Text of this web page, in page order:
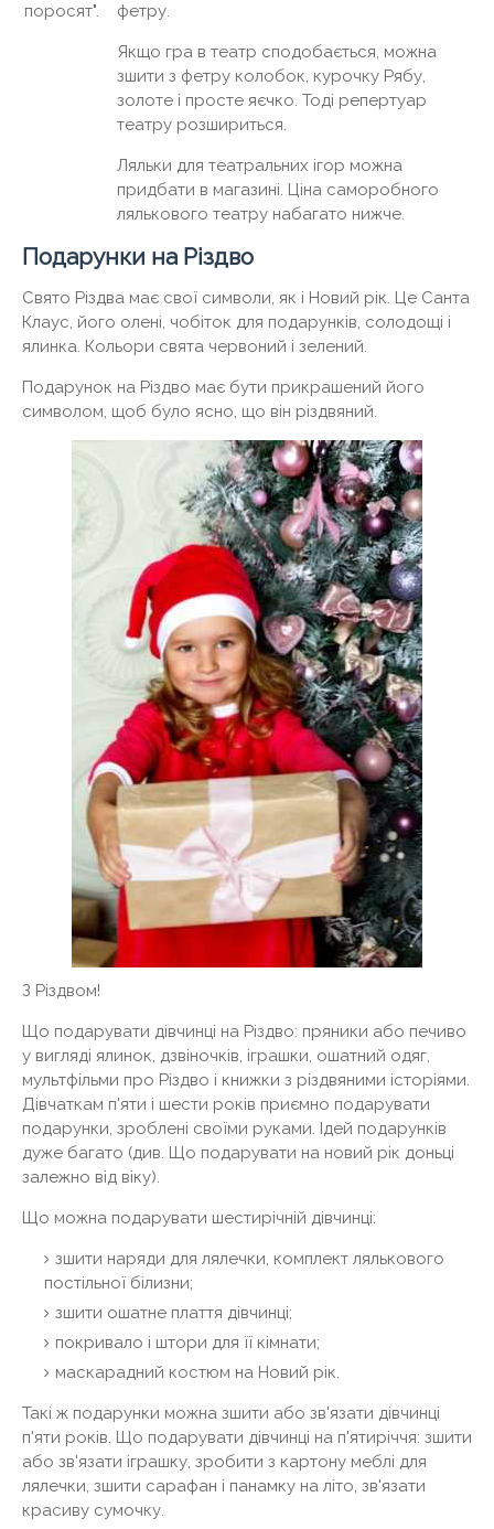
поросят". фетру.
Якщо гра в театр сподобається, можна
зшити з фетру колобок, курочку Рябу,
золоте і просте яєчко. Тоді репертуар
театру розшириться.
Ляльки для театральних ігор можна
придбати в магазині. Ціна саморобного
лялькового театру набагато нижче.
Подарунки на Різдво
Свято Різдва має свої символи, як і Новий рік. Це Санта
Клаус, його олені, чобіток для подарунків, солодощі і
ялинка. Кольори свята червоний і зелений.
Подарунок на Різдво має бути прикрашений його
символом, щоб було ясно, що він різдвяний.
З Різдвом!
Що подарувати дівчинці на Різдво: пряники або печиво
у вигляді ялинок, дзвіночків, іграшки, ошатний одяг,
мультфільми про Різдво і книжки з різдвяними історіями.
Дівчаткам п'яти і шести років приємно подарувати
подарунки, зроблені своїми руками. Ідей подарунків
дуже багато (див. Що подарувати на новий рік доньці
залежно від віку).
Що можна подарувати шестирічній дівчинці:
зшити наряди для лялечки, комплект лялькового
постільної білизни;
зшити ошатне плаття дівчинці;
покривало і штори для її кімнати;
маскарадний костюм на Новий рік.
Такі ж подарунки можна зшити або зв'язати дівчинці
п'яти років. Що подарувати дівчинці на п'ятиріччя: зшити
або зв'язати іграшку, зробити з картону меблі для
лялечки, зшити сарафан і панамку на літо, зв'язати
красиву сумочку.